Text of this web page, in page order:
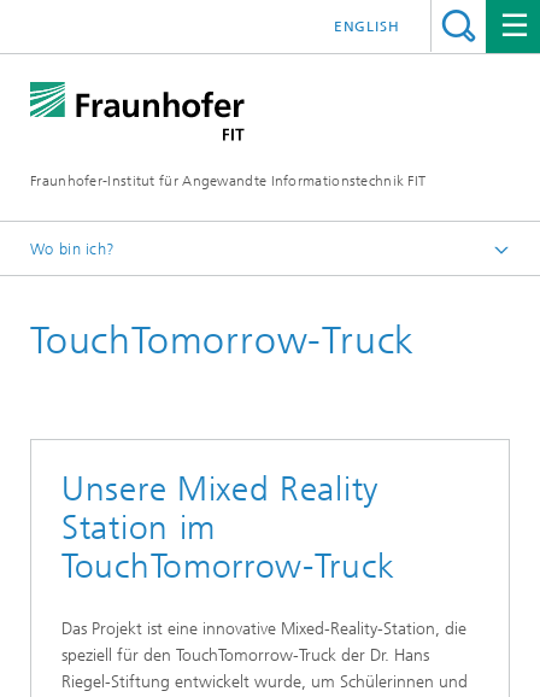
Fraunhofer-Institut für Angewandte Informationstechnik FIT
ENGLISH
Wo bin ich?
Geschäftsfelder
TouchTomorrow-Truck
Unsere Mixed Reality
Station im
TouchTomorrow-Truck
Das Projekt ist eine innovative Mixed-Reality-Station, die
speziell für den TouchTomorrow-Truck der Dr. Hans
Riegel-Stiftung entwickelt wurde, um Schülerinnen und